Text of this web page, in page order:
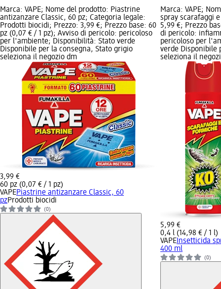
Marca: VAPE; Nome del prodotto: Piastrine
antizanzare Classic, 60 pz; Categoria legale:
Prodotti biocidi; Prezzo: 3,99 €; Prezzo base: 60
pz (0,07 € / 1 pz); Avviso di pericolo: pericoloso
per l'ambiente; Disponibilità: Stato verde
Disponibile per la consegna, Stato grigio
seleziona il negozio dm
3,99 €
60 pz (0,07 € / 1 pz)
VAPEPiastrine antizanzare Classic, 60
pzProdotti biocidi
(0)
Marca: VAPE;
spray scarafaggi
5,99 €; Prezzo
di pericolo:
pericoloso per
verde Disponibile
seleziona il
5,99 €
0,4 l (14,98 € / 1 l)
VAPE Insetticida
400 ml
(0)